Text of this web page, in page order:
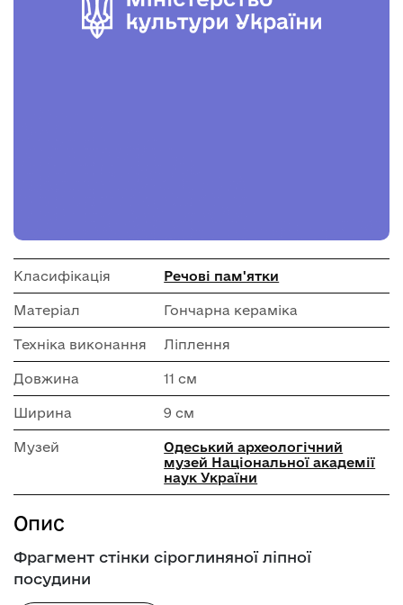
Класифікація Речові пам'ятки
Матеріал Гончарна кераміка
Техніка виконання Ліплення
Довжина 11 см
Ширина 9 см
Музей
Одеський археологічний
музей Національної академії
наук України
Опис
Фрагмент стінки сіроглиняної ліпної
посудини